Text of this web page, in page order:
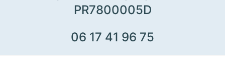
PR7800005D
06 17 41 96 75